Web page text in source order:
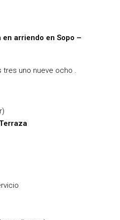
arriendo en Sopo –
tres uno nueve ocho .